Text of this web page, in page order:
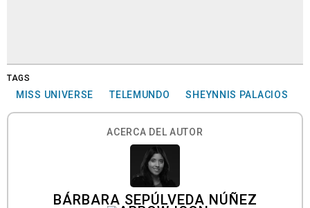
TAGS
MISS UNIVERSE TELEMUNDO SHEYNNIS PALACIOS
ACERCA DEL AUTOR
BÁRBARA SEPÚLVEDA NÚÑEZ